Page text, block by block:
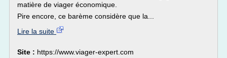
matière de viager économique.
Pire encore, ce barème considère que la...
Lire la suite
Site : https://www.viager-expert.com